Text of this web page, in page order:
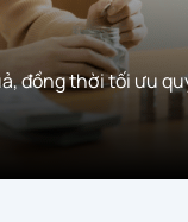
đồng thời tối ưu